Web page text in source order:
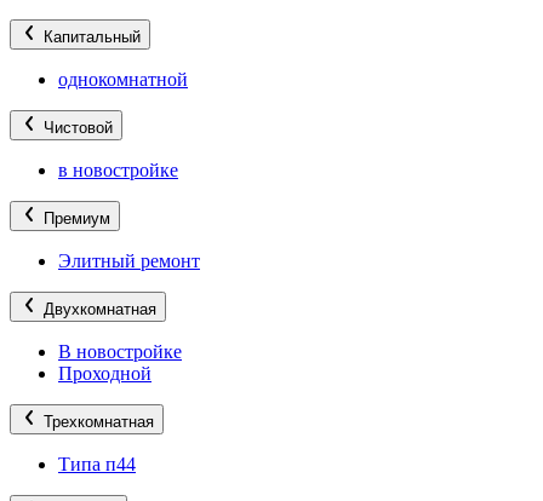
Капитальный
однокомнатной
Чистовой
в новостройке
Премиум
Элитный ремонт
Двухкомнатная
В новостройке
Проходной
Трехкомнатная
Типа п44